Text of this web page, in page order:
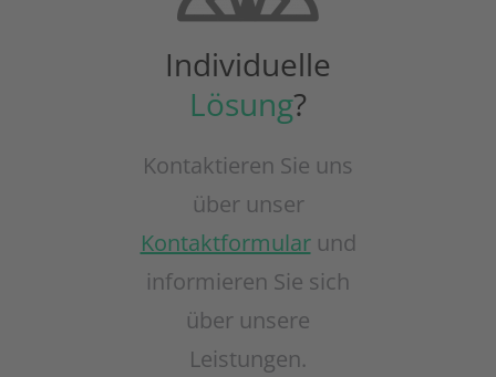
Individuelle
Lösung?
Kontaktieren Sie uns
über unser
Kontaktformularund
informieren Sie sich
über unsere
Leistungen.